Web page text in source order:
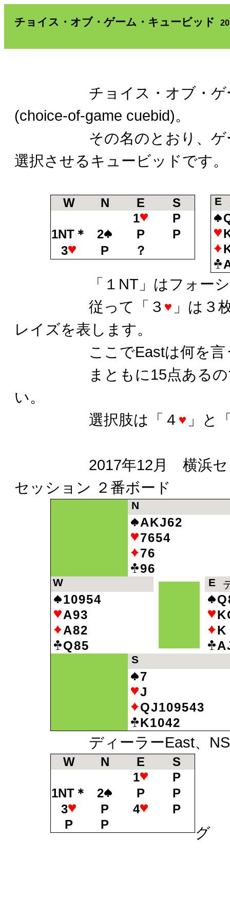
チョイス・オブ・ゲーム・キュービッド
チョイス・オブ・ゲー
(choice-of-game cuebid)。
その名のとおり、ゲー
選択させるキュービッドです。
W N E
S
1
P
1NT＊
2 P
P
3
P ？
E
「１NT」はフォーシ
従って「３
」は３
レイズを表します。
ここでEastは何を言
まともに15点あるので
い。
選択肢は「４
」と
2017年12月 横浜セン
セッション ２番ボード
W
10954
A93
A82
Q85
N
AKJ62
7654
76
96
E
K
S
7
J
QJ109543
K1042
ディーラーEast、NS
W N E
S
1
P
1NT＊
2 P
P
3
P 4
P
P
P
グ